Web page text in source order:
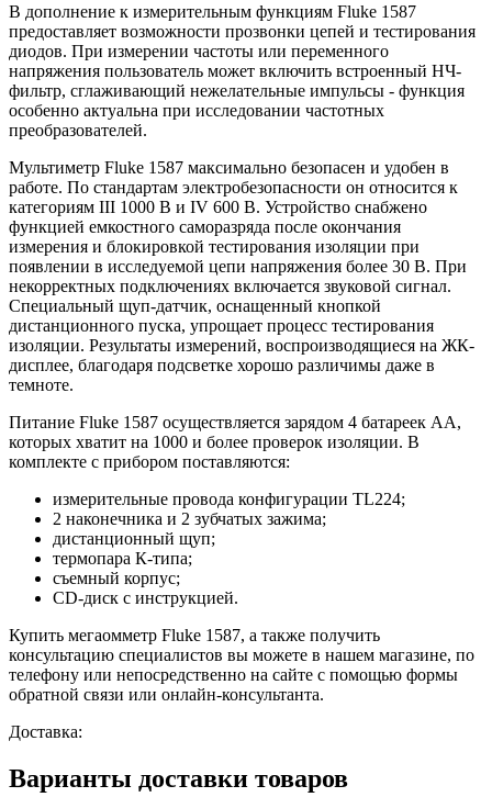
В дополнение к измерительным функциям Fluke 1587
предоставляет возможности прозвонки цепей и тестирования
диодов. При измерении частоты или переменного
напряжения пользователь может включить встроенный НЧ-
фильтр, сглаживающий нежелательные импульсы - функция
особенно актуальна при исследовании частотных
преобразователей.
Мультиметр Fluke 1587 максимально безопасен и удобен в
работе. По стандартам электробезопасности он относится к
категориям III 1000 В и IV 600 В. Устройство снабжено
функцией емкостного саморазряда после окончания
измерения и блокировкой тестирования изоляции при
появлении в исследуемой цепи напряжения более 30 В. При
некорректных подключениях включается звуковой сигнал.
Специальный щуп-датчик, оснащенный кнопкой
дистанционного пуска, упрощает процесс тестирования
изоляции. Результаты измерений, воспроизводящиеся на ЖК-
дисплее, благодаря подсветке хорошо различимы даже в
темноте.
Питание Fluke 1587 осуществляется зарядом 4 батареек АА,
которых хватит на 1000 и более проверок изоляции. В
комплекте c прибором поставляются:
измерительные провода конфигурации TL224;
2 наконечника и 2 зубчатых зажима;
дистанционный щуп;
термопара К-типа;
съемный корпус;
CD-диск с инструкцией.
Купить мегаомметр Fluke 1587, а также получить
консультацию специалистов вы можете в нашем магазине, по
телефону или непосредственно на сайте с помощью формы
обратной связи или онлайн-консультанта.
Доставка:
Варианты доставки товаров